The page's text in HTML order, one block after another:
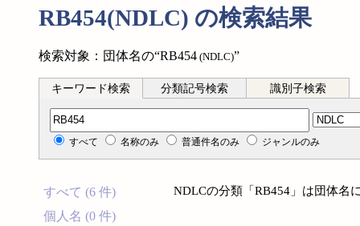
RB454(NDLC) の検索結果
検索対象：団体名の“RB454 (NDLC)”
キーワード検索 分類記号検索 識別子検索
分類記号検索
すべて 名称のみ 普通件名のみ ジャンルのみ
すべて (6 件)
個人名 (0 件)
NDLCの分類「RB454」は団体名